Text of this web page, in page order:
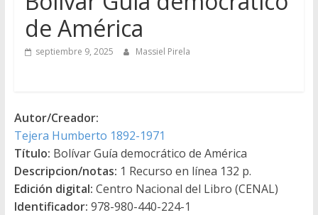
de América
septiembre 9, 2025 Massiel Pirela
Autor/Creador:
Tejera Humberto 1892-1971
Título: Bolívar Guía democrático de América
Descripcion/notas: 1 Recurso en línea 132 p.
Edición digital: Centro Nacional del Libro (CENAL)
Identificador: 978-980-440-224-1